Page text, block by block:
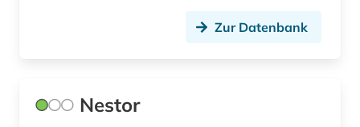
Zur Datenbank
Nestor